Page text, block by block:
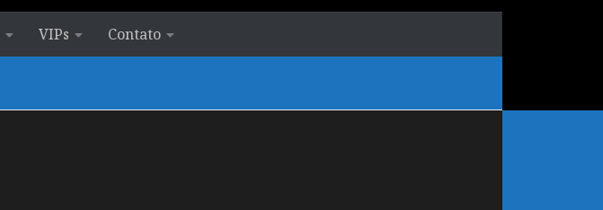
VIPs Contato